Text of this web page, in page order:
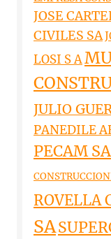
JOSE
CIVILES SA
LOSI S A
JULIO
PANEDILE
PECAM SA
ROVELLA
SA